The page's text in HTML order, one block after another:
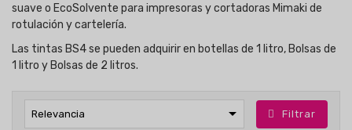
suave o EcoSolvente para impresoras y cortadoras Mimaki de
rotulación y cartelería.
Las tintas BS4 se pueden adquirir en botellas de 1 litro, Bolsas de
1 litro y Bolsas de 2 litros.
Relevancia  Filtrar